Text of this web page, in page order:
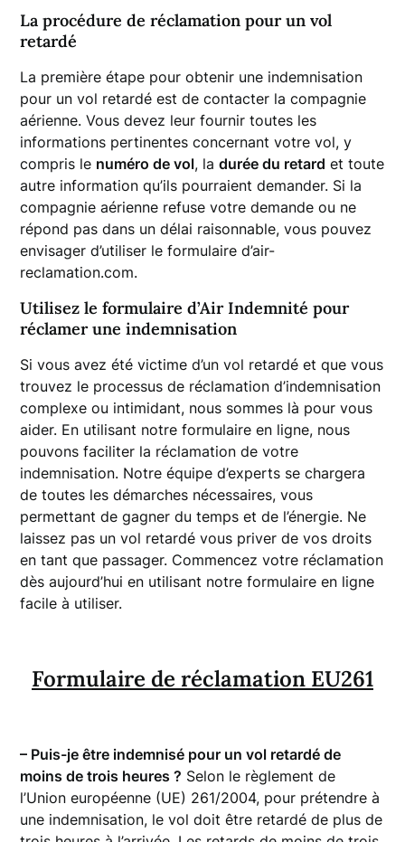
La procédure de réclamation pour un vol
retardé
La première étape pour obtenir une indemnisation
pour un vol retardé est de contacter la compagnie
aérienne. Vous devez leur fournir toutes les
informations pertinentes concernant votre vol, y
compris le numéro de vol, ladurée du retard et toute
autre information qu’ils pourraient demander. Si la
compagnie aérienne refuse votre demande ou ne
répond pas dans un délai raisonnable, vous pouvez
envisager d’utiliser le formulaire d’air-
reclamation.com.
Utilisez le formulaire d’Air Indemnité pour
réclamer une indemnisation
Si vous avez été victime d’un vol retardé et que vous
trouvez le processus de réclamation d’indemnisation
complexe ou intimidant, nous sommes là pour vous
aider. En utilisant notre formulaire en ligne, nous
pouvons faciliter la réclamation de votre
indemnisation. Notre équipe d’experts se chargera
de toutes les démarches nécessaires, vous
permettant de gagner du temps et de l’énergie. Ne
laissez pas un vol retardé vous priver de vos droits
en tant que passager. Commencez votre réclamation
dès aujourd’hui en utilisant notre formulaire en ligne
facile à utiliser.
Formulaire de réclamation EU261
– Puis-je être indemnisé pour un vol retardé de
moins de trois heures ? Selon le règlement de
l’Union européenne (UE) 261/2004, pour prétendre à
une indemnisation, le vol doit être retardé de plus de